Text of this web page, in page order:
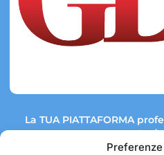
La TUA PIATTAFORMA
mercato